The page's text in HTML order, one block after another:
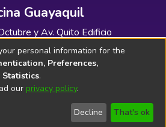
Guayaquil
y Av. Quito Edificio
- Planta baja
Bibliolatino.com
personal information for the
Preferences,
.
our privacy policy.
Decline That's ok